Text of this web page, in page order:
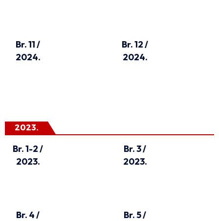
Br. 11 /
2024.
Br. 12 /
2024.
2023.
Br. 1-2 /
2023.
Br. 3 /
2023.
Br. 4 /
Br. 5 /